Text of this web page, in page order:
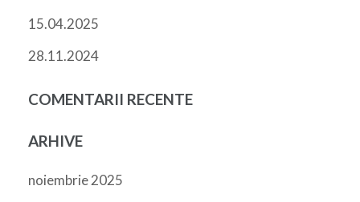
15.04.2025
28.11.2024
COMENTARII RECENTE
ARHIVE
noiembrie 2025